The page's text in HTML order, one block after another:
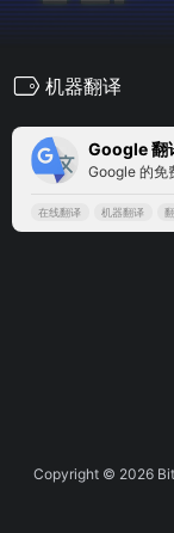
机器翻译
Google 翻
Google 的免
在线翻译 机器翻译
Copyright © 2026